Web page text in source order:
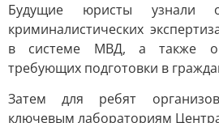
Будущие юристы узнали
криминалистических
в системе МВД, а также о
требующих подготовки в
Затем для ребят
ключевым лабораториям